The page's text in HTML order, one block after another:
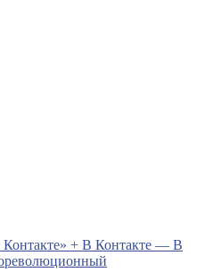
+ В Контакте — В